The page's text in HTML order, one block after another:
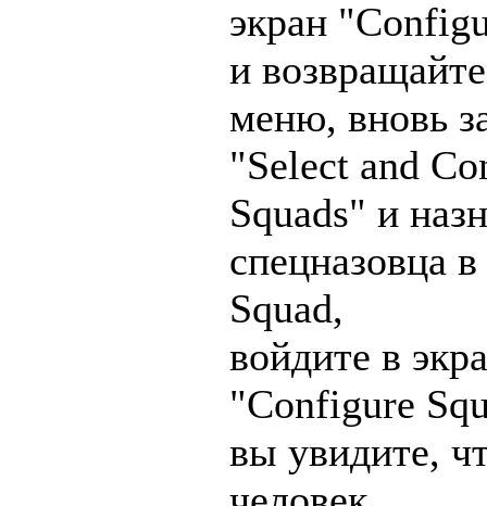
экран
и
меню, вновь
"Select and
Squads" и
спецназовца
Squad,
войдите в
"Configure
вы увидите,